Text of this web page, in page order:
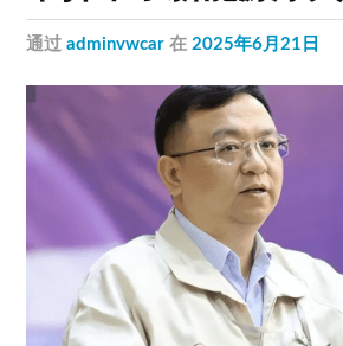
通过adminvwcar 在2025年6月21日